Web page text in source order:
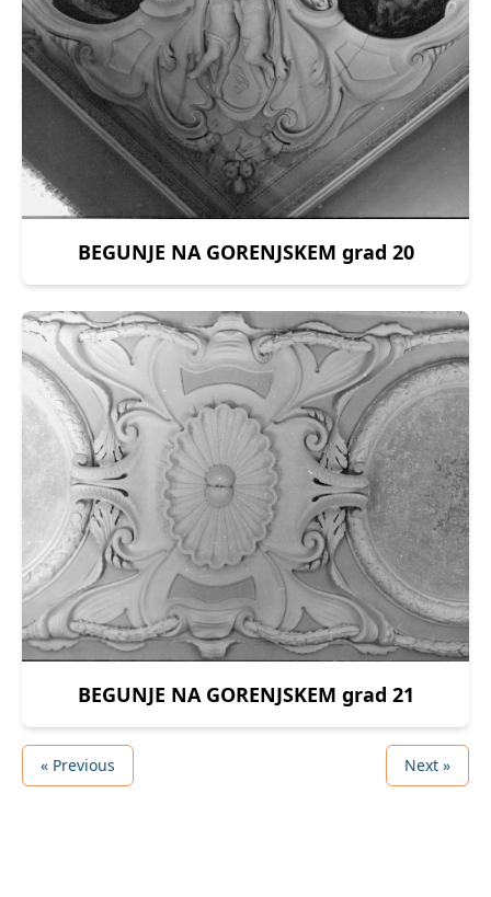
BEGUNJE NA GORENJSKEM grad 20
BEGUNJE NA GORENJSKEM grad 21
« Previous Next »